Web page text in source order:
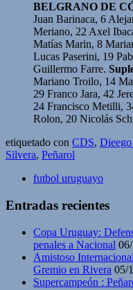
BELGRANO DE
Juan Barinaca, 6
Meriano, 22 Axel
Matías Marin, 8
Lucas Paserini, 19
Guillermo Farre.
Mariano Troilo, 14
29 Franco Jara, 42
24 Francisco Metilli,
Rolon, 20 Nicolás
etiquetado con CDS,
Silvera, Peñarol
futbol uruguayo
Entradas recientes
Copa Uruguay:
penales a Nacional
Amistoso
Gremio en Rivera 05/
Supercampeón :